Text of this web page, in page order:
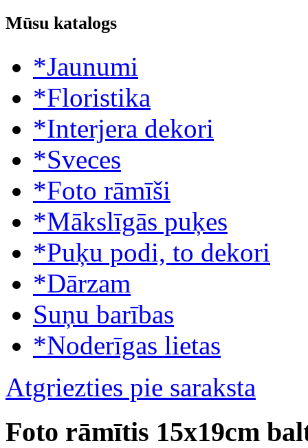
Mūsu katalogs
*Jaunumi
*Floristika
*Interjera dekori
*Sveces
*Foto rāmīši
*Mākslīgās puķes
*Puķu podi, to dekori
*Dārzam
Suņu barības
*Noderīgas lietas
Atgriezties pie saraksta
Foto rāmītis 15x19cm